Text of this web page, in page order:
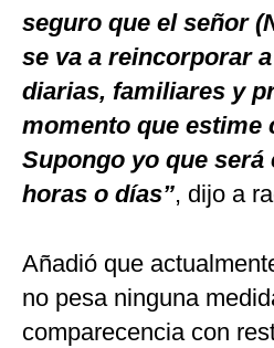
seguro que el señor
se va a reincorporar
diarias, familiares y
momento que estime
Supongo yo que
horas o días”, dijo a
Añadió que
no pesa ninguna
comparecencia con